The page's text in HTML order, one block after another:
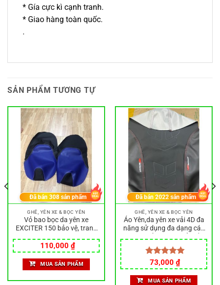
* Gía cực kì cạnh tranh.
* Giao hàng toàn quốc.
.
SẢN PHẨM TƯƠNG TỰ
GHẾ, YÊN XE & BỌC YÊN
Vỏ bao bọc da yên xe
EXCITER 150 bảo vệ, trang
110,000 ₫
Đã bán308 sản phẩm
MUA SẢN PHẨM
GHẾ, YÊN XE & BỌC YÊN
Áo Yên,da yên xe vải 4D đa
năng sử dụng đa dạng các
Được xếp
hạng5.00
5 sao
73,000 ₫
Đã bán 2022sản phẩm
MUA SẢN PHẨM